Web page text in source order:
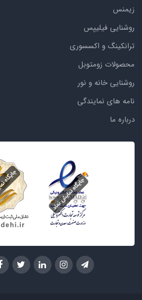
زیمنس
روشنایی فیلیپس
ترانکینگ و اکسسوری
محصولات زومتوبل
روشنایی خانه و نور
نامه های نمایندگی
درباره ما